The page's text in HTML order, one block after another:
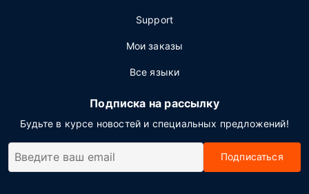
Support
Мои заказы
Все языки
Подписка на рассылку
Будьте в курсе новостей и специальных предложений!
Подписаться